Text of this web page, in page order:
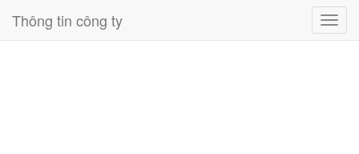
Thông tin công ty